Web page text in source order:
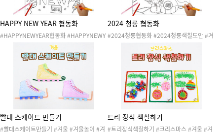
HAPPY NEW YEAR 협동화
#HAPPYNEWYEAR협동화 #HAPPYNEWY
EAR색칠도안 #겨울 #새해 #신년 #설날 #명
절 #겨울활동 #겨울놀이 #겨울활동지 #새해
활동 #새해도안 #새해활동지 #청룡 #청룡띠
#청룡해 #미술활동 #색칠도안 #색칠활동 #
색칠공부 #협동화 #협동화작품 #콜라주
2024 청룡 협동화
#2024청룡협동화 #2024청룡색칠도안 #겨
울 #새해 #신년 #설날 #명절 #겨울활동 #겨
울놀이 #겨울활동지 #새해활동 #새해도안 #
새해활동지 #청룡 #청룡띠 #청룡해 #갑진년
#미술활동 #색칠도안 #색칠활동 #색칠공부
#협동화 #협동화작품 #콜라주
빨대 스케이트 만들기
#빨대스케이트만들기 #겨울 #겨울놀이 #겨
트리 장식 색칠하기
#트리장식색칠하기 #크리스마스 #겨울 #겨